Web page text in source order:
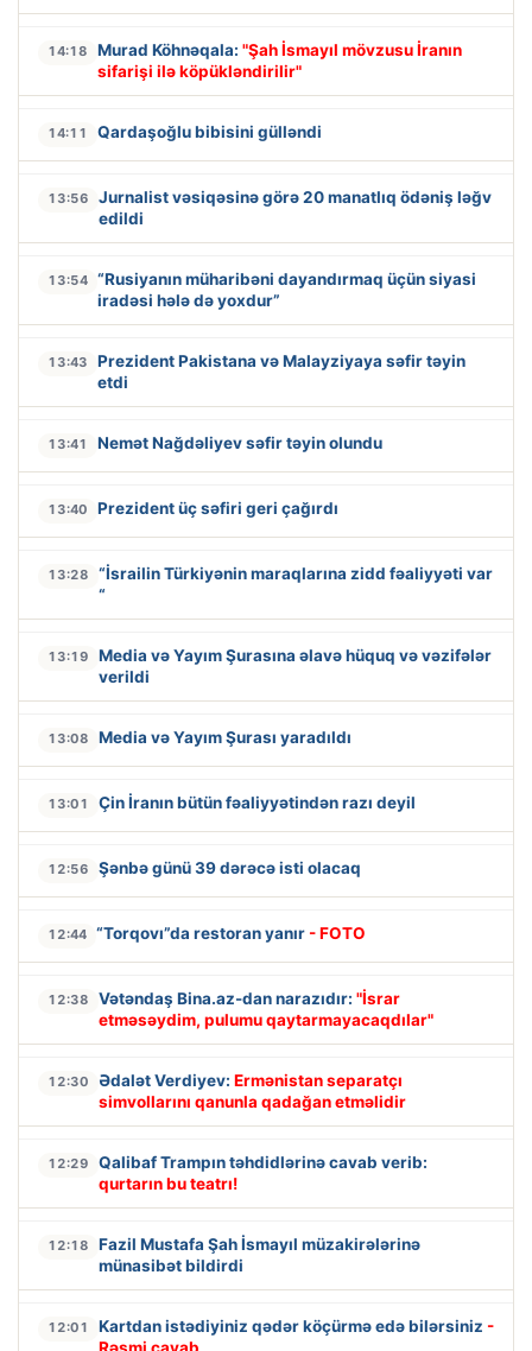
14:18 Murad Köhnəqala: "Şah İsmayıl mövzusu İranın
sifarişi ilə köpükləndirilir"
14:11 Qardaşoğlu bibisini gülləndi
13:56
Jurnalist vəsiqəsinə görə 20 manatlıq ödəniş ləğv
edildi
13:54 “Rusiyanın müharibəni dayandırmaq üçün siyasi
iradəsi hələ də yoxdur”
13:43
Prezident Pakistana və Malayziyaya səfir təyin
etdi
13:41 Nemət Nağdəliyev səfir təyin olundu
13:40 Prezident üç səfiri geri çağırdı
13:28
“İsrailin Türkiyənin maraqlarına zidd fəaliyyəti var
“
13:19
Media və Yayım Şurasına əlavə hüquq və vəzifələr
verildi
13:08 Media və Yayım Şurası yaradıldı
13:01 Çin İranın bütün fəaliyyətindən razı deyil
12:56 Şənbə günü 39 dərəcə isti olacaq
12:44 “Torqovı”da restoran yanır - FOTO
12:38 Vətəndaş Bina.az-dan narazıdır: "İsrar
etməsəydim, pulumu qaytarmayacaqdılar"
12:30 Ədalət Verdiyev: Ermənistan separatçı
simvollarını qanunla qadağan etməlidir
12:29
Qalibaf Trampın təhdidlərinə cavab verib:
qurtarın bu teatrı!
12:18
Fazil Mustafa Şah İsmayıl müzakirələrinə
münasibət bildirdi
12:01 Kartdan istədiyiniz qədər köçürmə edə bilərsiniz -